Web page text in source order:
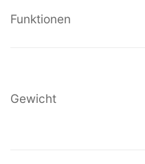
Funktionen
Gewicht